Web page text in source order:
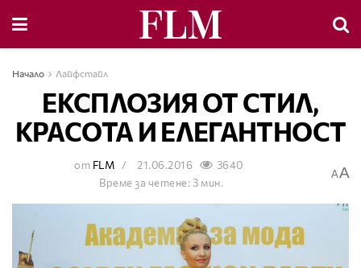
Начало Лайфстайл
ЕКСПЛОЗИЯ ОТ СТИЛ,
КРАСОТА И ЕЛЕГАНТНОСТ
от FLM 21.06.2016
3640
Време за четене: 3 мин.
AA